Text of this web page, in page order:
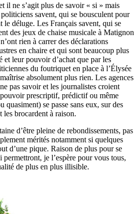
il ne s’agit plus de savoir « si » mais
savent, qui se bousculent pour
le déluge. Les Français savent, qui se
des jeux de chaise musicale à Matignon
rien à carrer des déclarations
en chaire et qui sont beaucoup plus
et leur pouvoir d’achat que par les
du foutriquet en place à l’Élysée
absolument plus rien. Les agences
pas savoir et les journalistes croient
prescriptif, prédictif ou même
quasiment) se passe sans eux, sur des
les brocardent à raison.
d’être pleine de rebondissements, pas
mérités notamment si quelques
d’une pique. Raison de plus pour se
permettront, je l’espère pour vous tous,
de plus en plus illisible.